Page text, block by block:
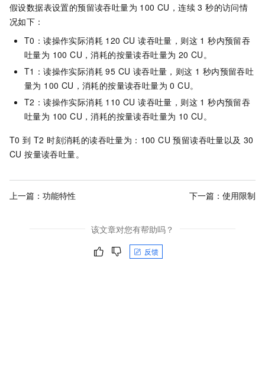
假设数据表设置的预留读吞吐量为 100 CU，连续 3 秒的访问情
况如下：
T0：读操作实际消耗 120 CU 读吞吐量，则这 1 秒内预留吞
吐量为 100 CU，消耗的按量读吞吐量为 20 CU。
T1：读操作实际消耗 95 CU 读吞吐量，则这 1 秒内预留吞吐
量为 100 CU，消耗的按量读吞吐量为 0 CU。
T2：读操作实际消耗 110 CU 读吞吐量，则这 1 秒内预留吞
吐量为 100 CU，消耗的按量读吞吐量为 10 CU。
T0 到 T2 时刻消耗的读吞吐量为：100 CU 预留读吞吐量以及 30
CU 按量读吞吐量。
上一篇： 功能特性 下一篇： 使用限制
该文章对您有帮助吗？
反馈